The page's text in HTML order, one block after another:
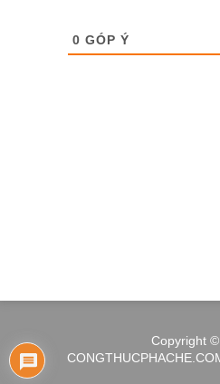
0 GÓP Ý
Copyright ©